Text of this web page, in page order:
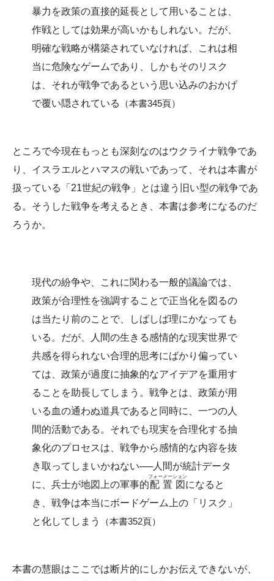
暴力を政策の直接的延長として用いることは、
作戦としては効果が高いかもしれない。だが、
明確な戦略が構築されていなければ、これは相
当に危険なゲームであり、しかもそのリスク
は、それが戦争であるという思い込みのおかげ
で覆い隠されている
（本書345頁）
ところで今現在もっとも深刻なのはウクライナ戦争であ
り、イスラエルとハマスの戦いであって、それは本書が
扱っている「21世紀の戦争」とは違う旧い型の戦争であ
る。そうした戦争を考えるとき、本書は参考になるのだ
ろうか。
現代の紛争や、これに関わる一般的議論では、
政策が合理性を強調することで正当化を図るの
は当たり前のことで、しばしば理にかなっても
いる。だが、人間の生きる感情的な現実世界で
共感を得られない合理的思考にばかり偏ってい
ては、政策が過度に抽象的なアイデアを重用す
ることを助長してしまう。戦争とは、政策が用
いる血の通わぬ道具であると同時に、一つの人
間的活動である。それでも現実を合理化する抽
象化のプロセスは、戦争から感情的な内容を抜
き取ってしまいかねない──人間が統計データ
に、兵士が地図上の軍事的配置図
フォーメーション
になると
き、戦争は本当にボードゲーム上の「リスク」
と化してしまう
（本書352頁）
本書の慧眼はここでは断片的にしかお伝えできないが、